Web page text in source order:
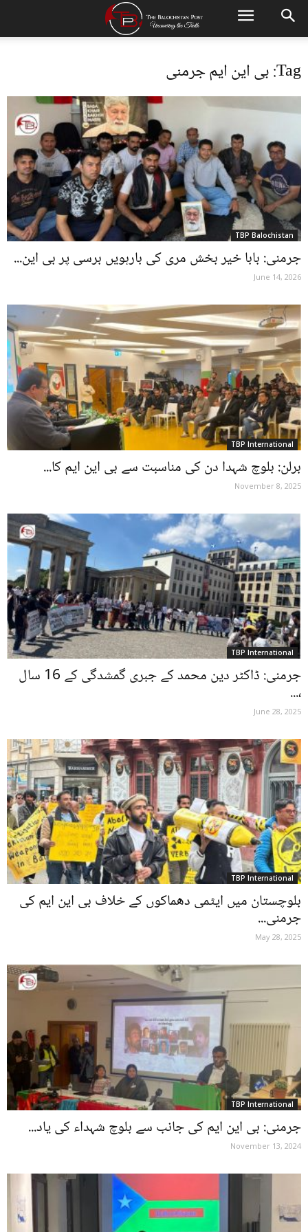
Tag: بی این ایم جرمنی
TBP Balochistan
جرمنی: بابا خیر بخش مری کی بارہویں برسی پر بی این...
June 14, 2026
TBP International
برلن: بلوچ شہدا دن کی مناسبت سے بی این ایم کا...
November 8, 2025
TBP International
جرمنی: ڈاکٹر دین محمد کے جبری گمشدگی کے 16 سال
،...
June 28, 2025
TBP International
بلوچستان میں ایٹمی دھماکوں کے خلاف بی این ایم کی
جرمنی...
May 28, 2025
TBP International
جرمنی: بی این ایم کی جانب سے بلوچ شہداء کی یاد...
November 13, 2024